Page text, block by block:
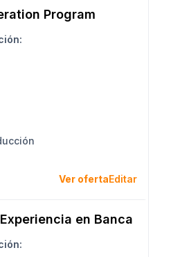
Program
Ver ofertaEditar
en Banca